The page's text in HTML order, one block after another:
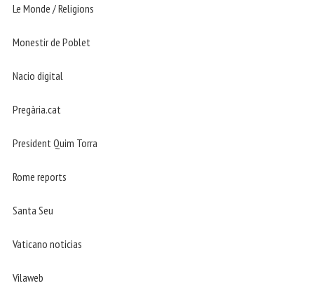
Le Monde / Religions
Monestir de Poblet
Nacio digital
Pregària.cat
President Quim Torra
Rome reports
Santa Seu
Vaticano noticias
Vilaweb